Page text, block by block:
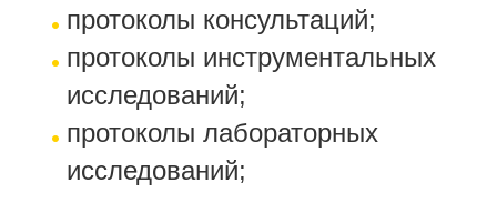
протоколы консультаций;
протоколы инструментальных
исследований;
протоколы лабораторных
исследований;